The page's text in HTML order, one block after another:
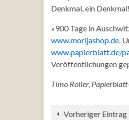
Denkmal, ein
»900 Tage in
www.morijashop.de.
www.papierblatt.de/
Veröffentlichungen
Timo Roller,
Vorheriger Eintrag